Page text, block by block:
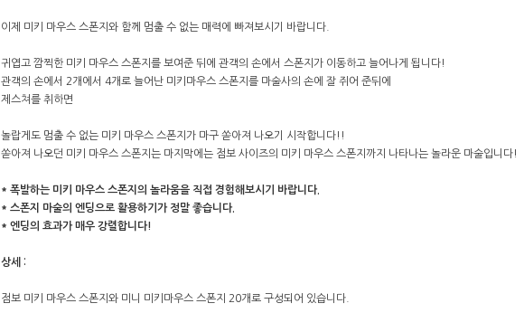
이제 미키 마우스 스폰지와 함께 멈출 수 없는 매력에 빠져보시기 바랍니다.
귀엽고 깜찍한 미키 마우스 스폰지를 보여준 뒤에 관객의 손에서 스폰지가 이동하고 늘어나게 됩니다!
관객의 손에서 2개에서 4개로 늘어난 미키마우스 스폰지를 마술사의 손에 잘 쥐어 준뒤에
제스쳐를 취하면
놀랍게도 멈출 수 없는 미키 마우스 스폰지가 마구 쏟아져 나오기 시작합니다!!
쏟아져 나오던 미키 마우스 스폰지는 마지막에는 점보 사이즈의 미키 마우스 스폰지까지 나타나는 놀라운 마술입니다!
* 폭발하는 미키 마우스 스폰지의 놀라움을 직접 경험해보시기 바랍니다.
* 스폰지 마술의 엔딩으로 활용하기가 정말 좋습니다.
* 엔딩의 효과가 매우 강렬합니다!
상세 :
점보 미키 마우스 스폰지와 미니 미키마우스 스폰지 20개로 구성되어 있습니다.